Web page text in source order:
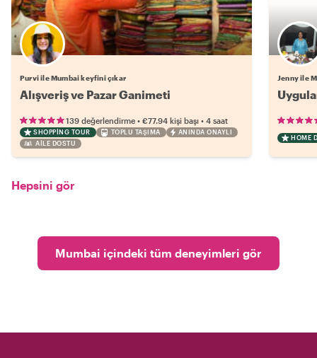
Purvi ile Mumbai keyfini çıkar
Alışveriş ve Pazar Ganimeti
139 değerlendirme • €77.94 kişi başı • 4 saat
SHOPPING TOUR TOPLU TAŞIMA
ANINDA ONAYLI
AILE DOSTU
Jenny ile
HOME
Hepsini gör
Mumbai içindeki tüm deneyimleri gör